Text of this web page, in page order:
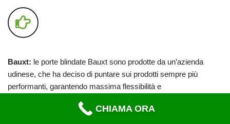
Bauxt: le porte blindate Bauxt sono prodotte da un’azienda
udinese, che ha deciso di puntare sui prodotti sempre più
performanti, garantendo massima flessibilità e
CHIAMA ORA